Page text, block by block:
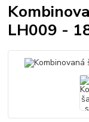
LH009 -